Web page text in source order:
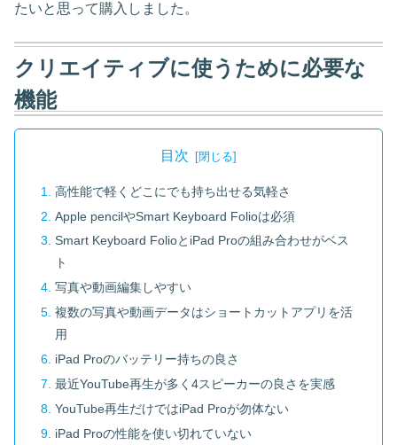
たいと思って購入しました。
クリエイティブに使うために必要な
機能
目次
高性能で軽くどこにでも持ち出せる気軽さ
Apple pencilやSmart Keyboard Folioは必須
Smart Keyboard FolioとiPad Proの組み合わせがベス
ト
写真や動画編集しやすい
複数の写真や動画データはショートカットアプリを活
用
iPad Proのバッテリー持ちの良さ
最近YouTube再生が多く4スピーカーの良さを実感
YouTube再生だけではiPad Proが勿体ない
iPad Proの性能を使い切れていない